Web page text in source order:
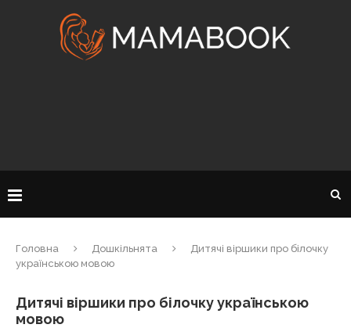
Головна Дошкільнята
Дитячі віршики про білочку
українською мовою
Дитячі віршики про білочку українською
мовою